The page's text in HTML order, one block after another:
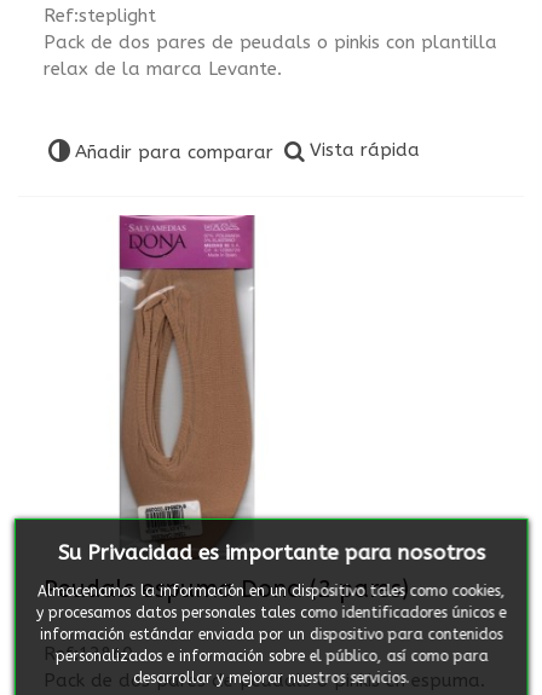
Su Privacidad es importante para nosotros
Almacenamos la información en un dispositivo tales como cookies,
y procesamos datos personales tales como identificadores únicos e
información estándar enviada por un dispositivo para contenidos
personalizados e información sobre el público, así como para
desarrollar y mejorar nuestros servicios.
Ref:steplight
Pack de dos pares de peudals o pinkis con plantilla
relax de la marca Levante.
Añadir para comparar Vista rápida
Peudals espuma Dona (2 pares)
Ref:13840
Pack de dos pares de peudals o pinkis en espuma.